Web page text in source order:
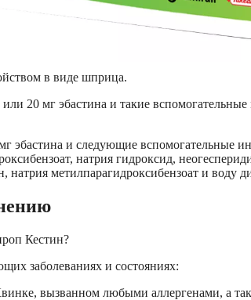
в виде шприца.
или 20 мг эбастина и такие
эбастина и следующие вспомогательные
натрия гидроксид,
натрия метилпарагидроксибензоат и воду
Кестин?
заболеваниях и состояниях:
вызванном любыми аллергенами, а